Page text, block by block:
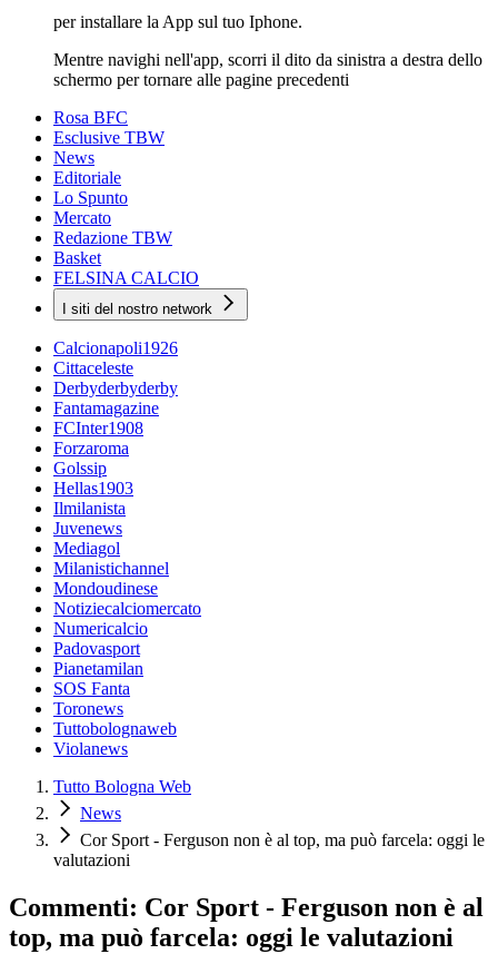
per installare la App sul tuo Iphone.
Mentre navighi nell'app, scorri il dito da sinistra a destra dello
schermo per tornare alle pagine precedenti
Rosa BFC
Esclusive TBW
News
Editoriale
Lo Spunto
Mercato
Redazione TBW
Basket
FELSINA CALCIO
I siti del nostro network
Calcionapoli1926
Cittaceleste
Derbyderbyderby
Fantamagazine
FCInter1908
Forzaroma
Golssip
Hellas1903
Ilmilanista
Juvenews
Mediagol
Milanistichannel
Mondoudinese
Notiziecalciomercato
Numericalcio
Padovasport
Pianetamilan
SOS Fanta
Toronews
Tuttobolognaweb
Violanews
Tutto Bologna Web
News
Cor Sport - Ferguson non è al top, ma può farcela: oggi le
valutazioni
Commenti: Cor Sport - Ferguson non è al
top, ma può farcela: oggi le valutazioni